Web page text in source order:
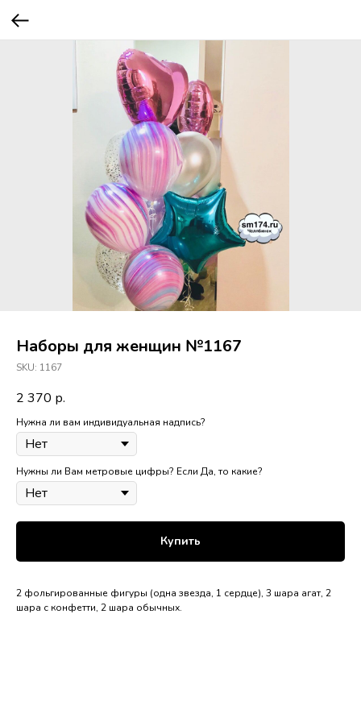
Наборы для женщин №1167
SKU: 1167
2 370 р.
Нужна ли вам индивидуальная надпись?
Нужны ли Вам метровые цифры? Если Да, то какие?
Купить
2 фольгированные фигуры (одна звезда, 1 сердце), 3 шара агат, 2
шара с конфетти, 2 шара обычных.